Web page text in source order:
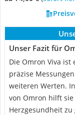
Unser Fazit für
Die Omron Viva
präzise
weiteren Werten.
von Omron hilft
Herzgesundheit